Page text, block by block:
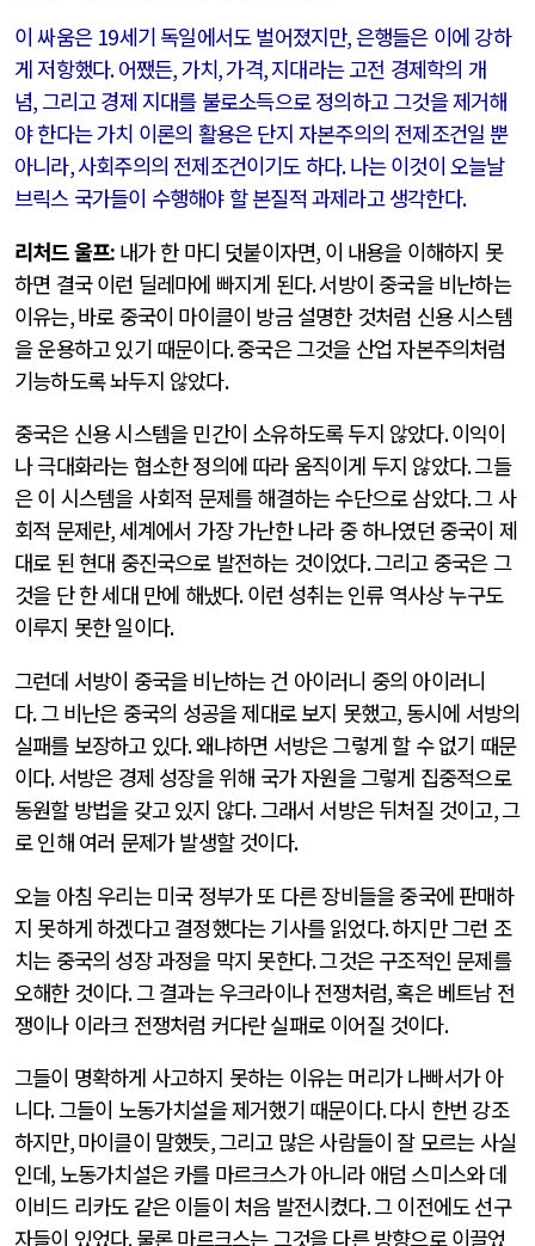
이 싸움은 19세기 독일에서도 벌어졌지만,은행들은 이에 강하
게 저항했다.어쨌든,가치,가격,지대라는 고전 경제학의 개
념,그리고 경제 지대를 불로소득으로 정의하고 그것을 제거해
야 한다는 가치 이론의 활용은 단지 자본주의의 전제조건일 뿐
아니라,사회주의의 전제조건이기도 하다.나는 이것이 오늘날
브릭스 국가들이 수행해야 할 본질적 과제라고 생각한다.
리처드 울프: 내가 한 마디 덧붙이자면, 이 내용을 이해하지 못
하면 결국 이런 딜레마에 빠지게 된다.서방이 중국을 비난하는
이유는,바로 중국이 마이클이 방금 설명한 것처럼 신용 시스템
을 운용하고 있기 때문이다.중국은 그것을 산업 자본주의처럼
기능하도록 놔두지 않았다.
중국은 신용 시스템을 민간이 소유하도록 두지 않았다.이익이
나 극대화라는 협소한 정의에 따라 움직이게 두지 않았다.그들
은 이 시스템을 사회적 문제를 해결하는 수단으로 삼았다.그 사
회적 문제란,세계에서 가장 가난한 나라 중 하나였던 중국이 제
대로 된 현대 중진국으로 발전하는 것이었다.그리고 중국은 그
것을 단 한 세대 만에 해냈다.이런 성취는 인류 역사상 누구도
이루지 못한 일이다.
그런데 서방이 중국을 비난하는 건 아이러니 중의 아이러니
다.그 비난은 중국의 성공을 제대로 보지 못했고, 동시에 서방의
실패를 보장하고 있다.왜냐하면 서방은 그렇게 할 수 없기 때문
이다.서방은 경제 성장을 위해 국가 자원을 그렇게 집중적으로
동원할 방법을 갖고 있지 않다.그래서 서방은 뒤처질 것이고,그
로 인해 여러 문제가 발생할 것이다.
오늘 아침 우리는 미국 정부가 또 다른 장비들을 중국에 판매하
지 못하게 하겠다고 결정했다는 기사를 읽었다.하지만 그런 조
치는 중국의 성장 과정을 막지 못한다.그것은 구조적인 문제를
오해한 것이다.그 결과는 우크라이나 전쟁처럼,혹은 베트남 전
쟁이나 이라크 전쟁처럼 커다란 실패로 이어질 것이다.
그들이 명확하게 사고하지 못하는 이유는 머리가 나빠서가 아
니다.그들이 노동가치설을 제거했기 때문이다.다시 한번 강조
하지만,마이클이 말했듯,그리고 많은 사람들이 잘 모르는 사실
인데, 노동가치설은 카를 마르크스가 아니라 애덤 스미스와 데
이비드 리카도 같은 이들이 처음 발전시켰다.그 이전에도 선구
자들이 있었다.물론 마르크스는 그것을 다른 방향으로 이끌었